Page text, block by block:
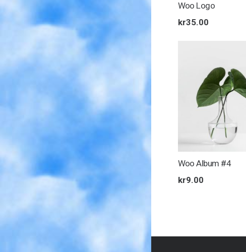
Woo Logo
kr35.00
Woo Album #4
kr9.00